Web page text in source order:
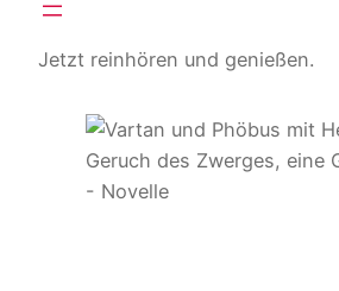
Jetzt reinhören und genießen.